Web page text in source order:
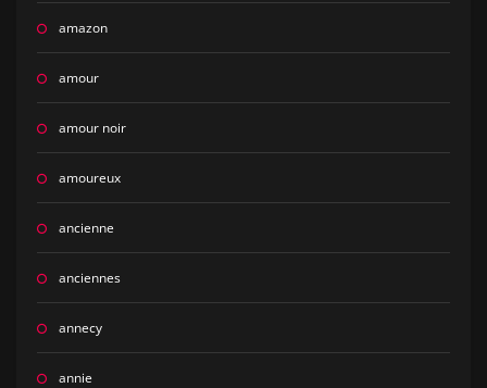
amazon
amour
amour noir
amoureux
ancienne
anciennes
annecy
annie